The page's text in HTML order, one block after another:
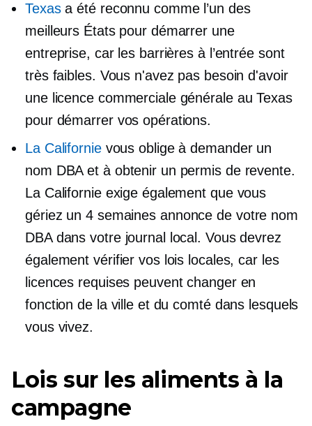
Texasa été reconnu comme l’un des
meilleurs États pour démarrer une
entreprise, car les barrières à l’entrée sont
très faibles. Vous n'avez pas besoin d'avoir
une licence commerciale générale au Texas
pour démarrer vos opérations.
La Californievous oblige à demander un
nom DBA et à obtenir un permis de revente.
La Californie exige également que vous
gériez un4 semaines annonce de votre nom
DBA dans votre journal local. Vous devrez
également vérifier vos lois locales, car les
licences requises peuvent changer en
fonction de la ville et du comté dans lesquels
vous vivez.
Lois sur les aliments à la
campagne